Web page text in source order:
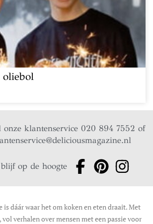
oliebol
klantenservice 020 894 7552 of
op de hoogte
is dáár waar het om koken en eten draait. Met
vol verhalen over mensen met een passie voor